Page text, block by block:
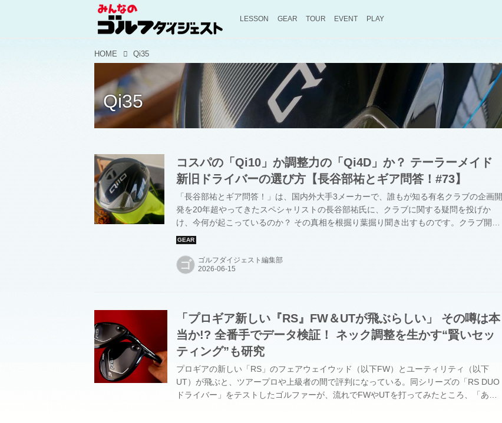
LESSON GEAR TOUR EVENT PLAY
HOME Qi35
Qi35
コスパの「Qi10」か調整力の「Qi4D」か？ テーラーメイド
新旧ドライバーの選び方【長谷部祐とギア問答！#73】
「長谷部祐とギア問答！」は、国内外大手3メーカーで、誰もが知る有名クラブの企画開
発を20年超やってきたスペシャリストの長谷部祐氏に、クラブに関する疑問を投げか
け、今何が起こっているのか？ その真相を根掘り葉掘り聞き出すものです。クラブ開発
の裏側では、こんなことが考えられているようです……。
ゴ ゴルフダイジェスト編集部
「プロギア新しい『RS』FW＆UTが飛ぶらしい」 その噂は本
当か!? 全番手でデータ検証！ ネック調整を生かす“賢いセッ
ティング”も研究
プロギアの新しい「RS」のフェアウェイウッド（以下FW）とユーティリティ（以下
UT）が飛ぶと、ツアープロや上級者の間で評判になっている。同シリーズの「RS DUO
ドライバー」をテストしたゴルファーが、流れでFWやUTを打ってみたところ、「あ